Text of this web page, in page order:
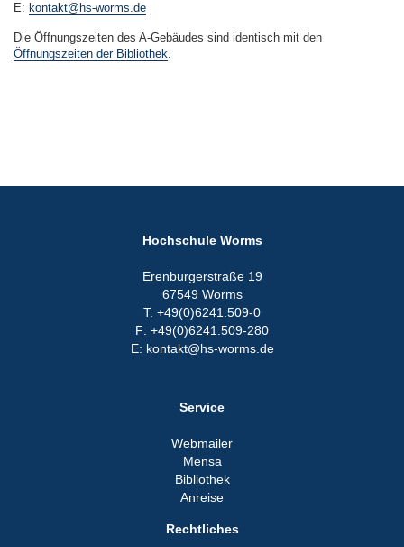
E: kontakt@hs-worms.de
Die Öffnungszeiten des A-Gebäudes sind identisch mit den
Öffnungszeiten der Bibliothek.
Hochschule Worms
Erenburgerstraße 19
67549 Worms
T: +49(0)6241.509-0
F: +49(0)6241.509-280
E: kontakt@hs-worms.de
Service
Webmailer
Mensa
Bibliothek
Anreise
Rechtliches